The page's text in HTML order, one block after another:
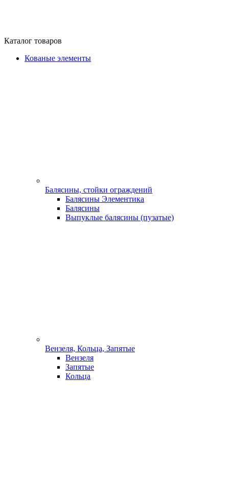
Каталог товаров
Кованые элементы
Балясины, стойки ограждений
Балясины Элементика
Балясины
Выпуклые балясины (пузатые)
Вензеля, Кольца, Запятые
Вензеля
Запятые
Кольца